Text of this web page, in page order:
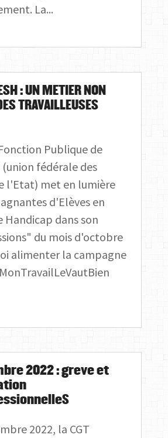
La...
: UN METIER NON
TRAVAILLEUSES
Publique de
(union fédérale des
l'Etat) met en lumière
d'Elèves en
Handicap dans son
du mois d'octobre
alimenter la campagne
2022 : greve et
2022, la CGT